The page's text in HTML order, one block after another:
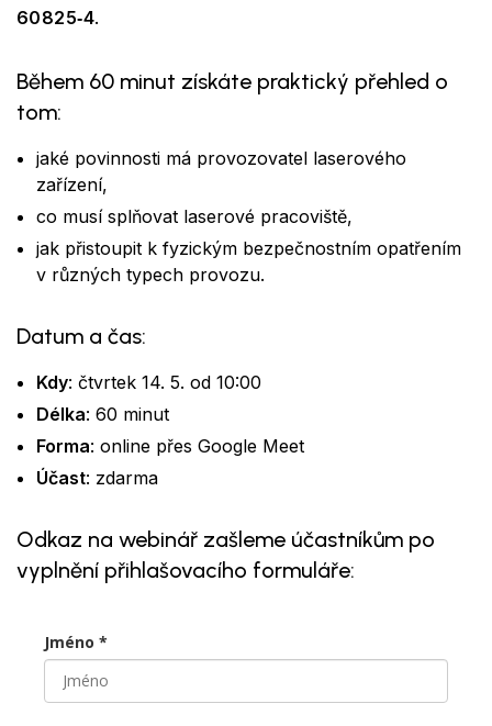
60825‑4.
Během 60 minut získáte praktický přehled o
tom:
jaké povinnosti má provozovatel laserového
zařízení,
co musí splňovat laserové pracoviště,
jak přistoupit k fyzickým bezpečnostním opatřením
v různých typech provozu.
Datum a čas:
Kdy: čtvrtek 14. 5. od 10:00
Délka: 60 minut
Forma: online přes Google Meet
Účast: zdarma
Odkaz na webinář zašleme účastníkům po
vyplnění přihlašovacího formuláře:
Jméno *